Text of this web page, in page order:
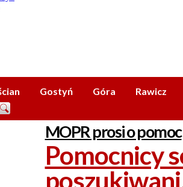
Gostyń Góra Rawicz
MOPR prosi o pomoc
Pomocnicy